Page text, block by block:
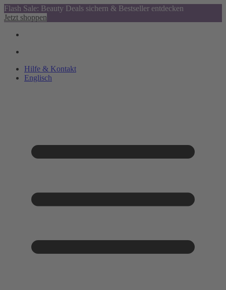
Flash Sale: Beauty Deals sichern & Bestseller entdecken
Jetzt shoppen
Hilfe & Kontakt
Englisch